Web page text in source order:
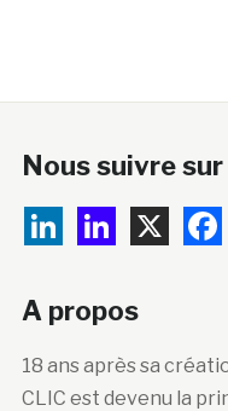
Nous suivre
A propos
18 ans après sa
CLIC est devenu la